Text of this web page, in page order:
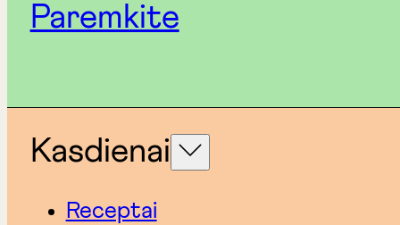
Paremkite
Kasdienai
Receptai